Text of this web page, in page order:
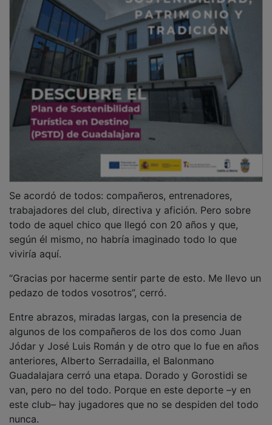
trabajadores del club, directiva y afición. Pero sobre
todo de aquel chico que llegó con 20 años y que,
según él mismo, no habría imaginado todo lo que
viviría aquí.
pedazo de todos vosotros”, cerró.
algunos de los compañeros de los dos como Juan
Jódar y José Luis Román y de otro que lo fue en años
anteriores, Alberto Serradailla, el Balonmano
Guadalajara cerró una etapa. Dorado y Gorostidi se
van, pero no del todo. Porque en este deporte –y en
este club– hay jugadores que no se despiden del todo
nunca.